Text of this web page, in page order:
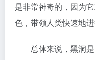
是非常神奇的，因为
色，带领人类快速地进
总体来说，黑洞是